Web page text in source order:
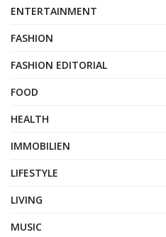
ENTERTAINMENT
FASHION
FASHION EDITORIAL
FOOD
HEALTH
IMMOBILIEN
LIFESTYLE
LIVING
MUSIC